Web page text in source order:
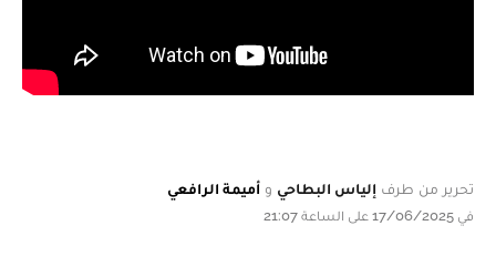
تحرير من طرف إلياس البطاحي و أميمة الرافعي
في 17/06/2025 على الساعة 21:07